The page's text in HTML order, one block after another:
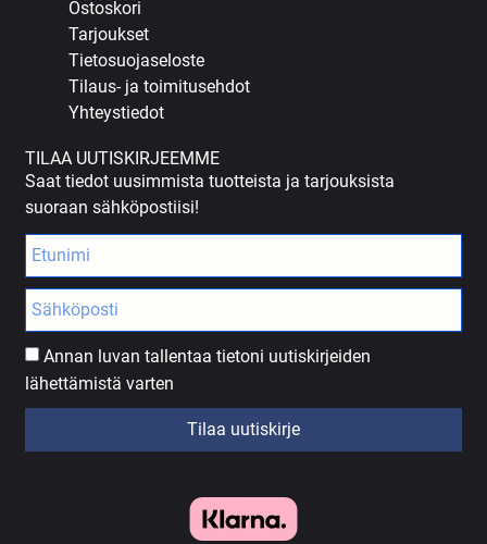
Ostoskori
Tarjoukset
Tietosuojaseloste
Tilaus- ja toimitusehdot
Yhteystiedot
TILAA UUTISKIRJEEMME
Saat tiedot uusimmista tuotteista ja tarjouksista
suoraan sähköpostiisi!
Annan luvan tallentaa tietoni uutiskirjeiden
lähettämistä varten
Tilaa uutiskirje